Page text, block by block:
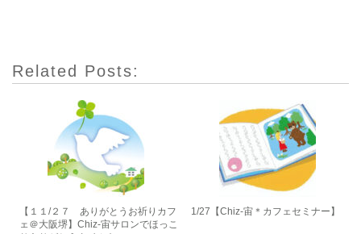
Related Posts:
【１１/２７ ありがとうお祈りカフ
ェ＠大阪堺】Chiz-宙サロンでほっこ
1/27【Chiz-宙＊カフェセミナー】